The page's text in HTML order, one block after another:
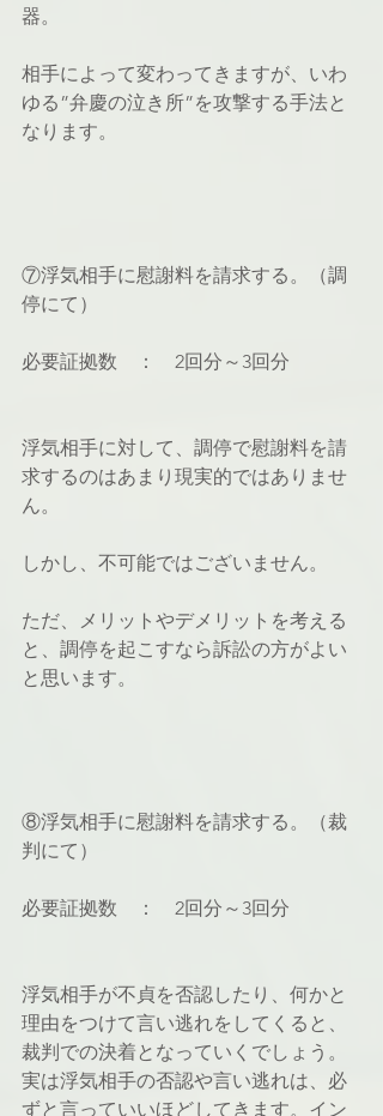
器。
相手によって変わってきますが、いわ
ゆる”弁慶の泣き所”を攻撃する手法と
なります。
⑦浮気相手に慰謝料を請求する。（調
停にて）
必要証拠数　：　2回分～3回分
浮気相手に対して、調停で慰謝料を請
求するのはあまり現実的ではありませ
ん。
しかし、不可能ではございません。
ただ、メリットやデメリットを考える
と、調停を起こすなら訴訟の方がよい
と思います。
⑧浮気相手に慰謝料を請求する。（裁
判にて）
必要証拠数　：　2回分～3回分
浮気相手が不貞を否認したり、何かと
理由をつけて言い逃れをしてくると、
裁判での決着となっていくでしょう。
実は浮気相手の否認や言い逃れは、必
ずと言っていいほどしてきます。イン